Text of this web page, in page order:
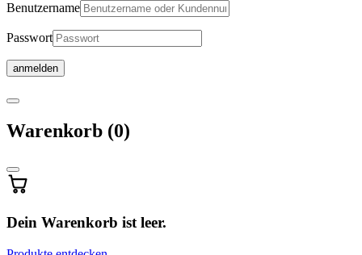
Benutzername
Passwort
Warenkorb
wird
…
Warenkorb (0)
Dein Warenkorb ist leer.